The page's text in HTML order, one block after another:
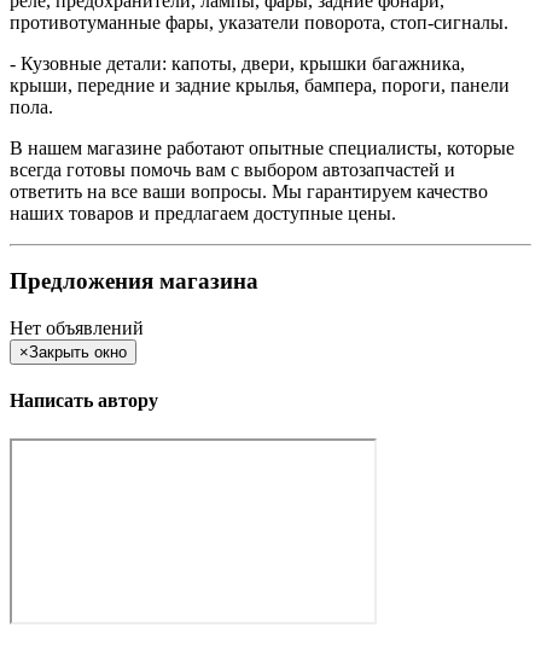
противотуманные фары, указатели поворота, стоп-сигналы.
- Кузовные детали: капоты, двери, крышки багажника,
крыши, передние и задние крылья, бампера, пороги, панели
пола.
В нашем магазине работают опытные специалисты, которые
всегда готовы помочь вам с выбором автозапчастей и
ответить на все ваши вопросы. Мы гарантируем качество
наших товаров и предлагаем доступные цены.
Предложения магазина
Нет объявлений
×Закрыть окно
Написать автору